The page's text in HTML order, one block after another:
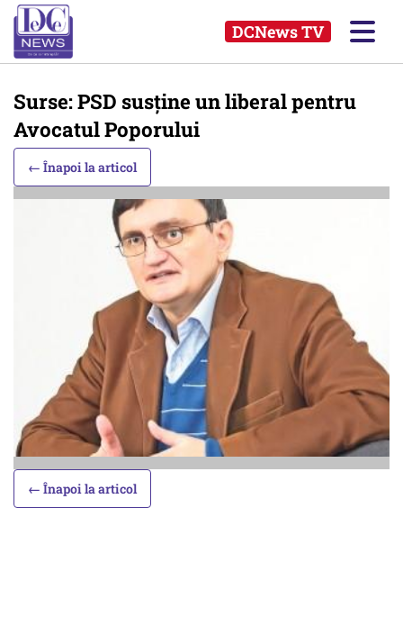
DCNews TV
Surse: PSD susține un liberal pentru
Avocatul Poporului
← Înapoi la articol
← Înapoi la articol